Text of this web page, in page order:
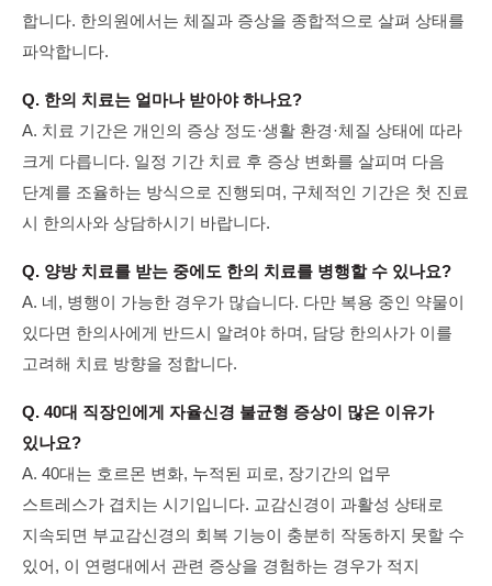
합니다. 한의원에서는 체질과 증상을 종합적으로 살펴 상태를
파악합니다.
Q. 한의 치료는 얼마나 받아야 하나요?
A. 치료 기간은 개인의 증상 정도·생활 환경·체질 상태에 따라
크게 다릅니다. 일정 기간 치료 후 증상 변화를 살피며 다음
단계를 조율하는 방식으로 진행되며, 구체적인 기간은 첫 진료
시 한의사와 상담하시기 바랍니다.
Q. 양방 치료를 받는 중에도 한의 치료를 병행할 수 있나요?
A. 네, 병행이 가능한 경우가 많습니다. 다만 복용 중인 약물이
있다면 한의사에게 반드시 알려야 하며, 담당 한의사가 이를
고려해 치료 방향을 정합니다.
Q. 40대 직장인에게 자율신경 불균형 증상이 많은 이유가
있나요?
A. 40대는 호르몬 변화, 누적된 피로, 장기간의 업무
스트레스가 겹치는 시기입니다. 교감신경이 과활성 상태로
지속되면 부교감신경의 회복 기능이 충분히 작동하지 못할 수
있어, 이 연령대에서 관련 증상을 경험하는 경우가 적지